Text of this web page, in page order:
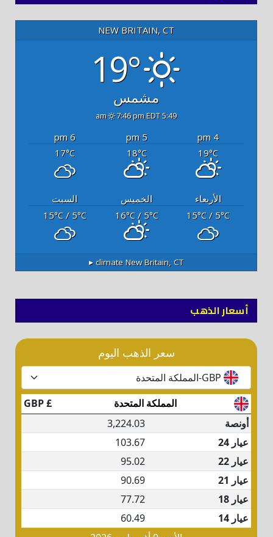
NEW BRITAIN, CT
19°
مشمس
5:49 am
7:46 pm EDT
4 pm
5 pm
6 pm
19°C
18°C
17°C
الأربعاء الخميس
السبت
15°C / 5°C
16°C/ 5°C
15°C/ 5°C
New Britain, CT
أسعار الذهب